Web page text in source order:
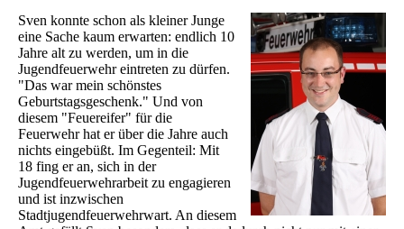
Sven konnte schon als kleiner Junge
eine Sache kaum erwarten: endlich 10
Jahre alt zu werden, um in die
Jugendfeuerwehr eintreten zu dürfen.
"Das war mein schönstes
Geburtstagsgeschenk." Und von
diesem "Feuereifer" für die
Feuerwehr hat er über die Jahre auch
nichts eingebüßt. Im Gegenteil: Mit
18 fing er an, sich in der
Jugendfeuerwehrarbeit zu engagieren
und ist inzwischen
Stadtjugendfeuerwehrwart. An diesem